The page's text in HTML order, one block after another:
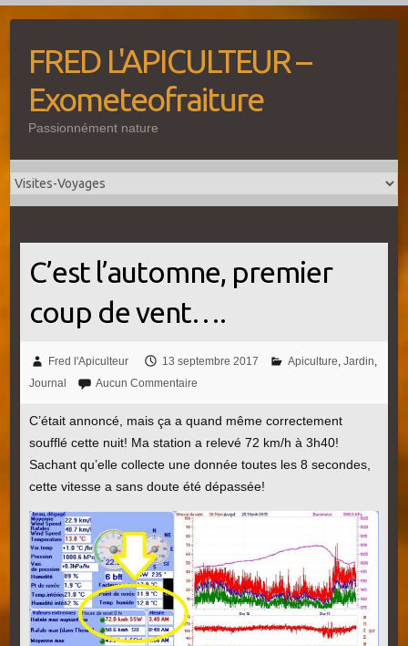
contentFRED L'APICULTEUR –
Exometeofraiture
Passionnément nature
C’est l’automne, premier
coup de vent….
Fred l'Apiculteur 13 septembre 2017 Apiculture, Jardin,
Journal
Aucun Commentaire
C’était annoncé, mais ça a quand même correctement
soufflé cette nuit! Ma station a relevé 72 km/h à 3h40!
Sachant qu’elle collecte une donnée toutes les 8 secondes,
cette vitesse a sans doute été dépassée!